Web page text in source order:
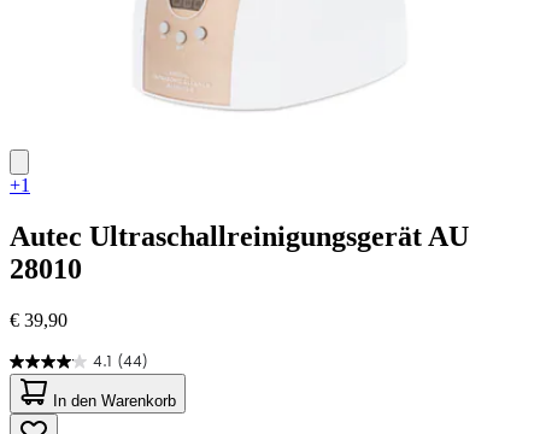
+1
Autec Ultraschallreinigungsgerät AU
28010
€ 39,90
4.1 (44)
4.1
von
5
In den Warenkorb